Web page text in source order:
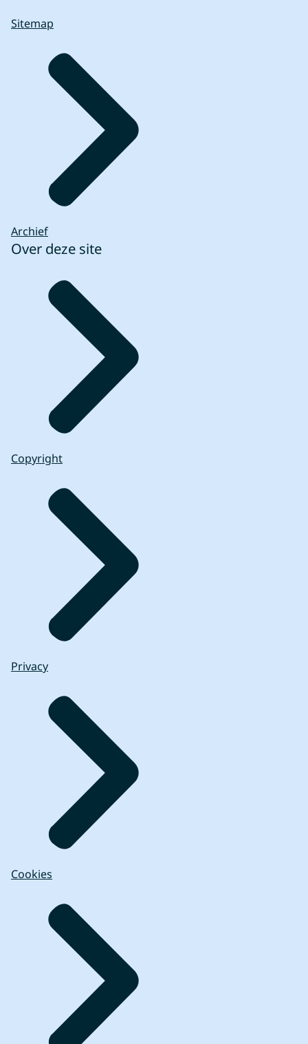
Sitemap
Archief
Over deze site
Copyright
Privacy
Cookies